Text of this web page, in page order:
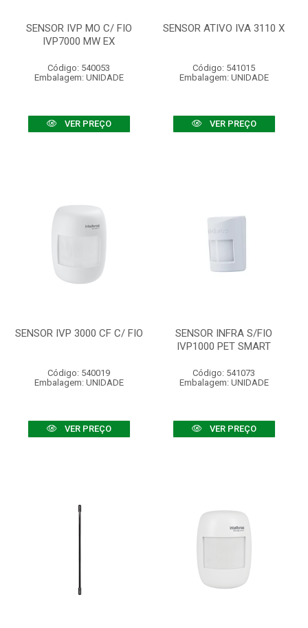
SENSOR IVP MO C/ FIO
IVP7000 MW EX
Código: 540053
Embalagem: UNIDADE
VER PREÇO
SENSOR ATIVO IVA 3110 X
Código: 541015
Embalagem: UNIDADE
VER PREÇO
SENSOR IVP 3000 CF C/ FIO
Código: 540019
Embalagem: UNIDADE
VER PREÇO
SENSOR INFRA S/FIO
IVP1000 PET SMART
Código: 541073
Embalagem: UNIDADE
VER PREÇO